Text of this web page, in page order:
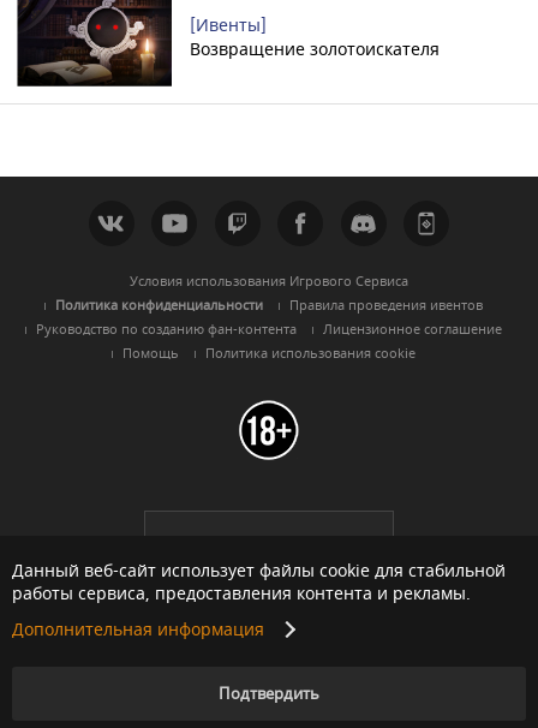
[Ивенты]
Возвращение золотоискателя
Условия использования Игрового Сервиса
Политика конфиденциальности
Правила проведения ивентов
Руководство по созданию фан-контента
Лицензионное соглашение
Помощь
Политика использования cookie
Данный веб-сайт использует файлы cookie для стабильной
работы сервиса, предоставления контента и рекламы.
Дополнительная информация
Подтвердить